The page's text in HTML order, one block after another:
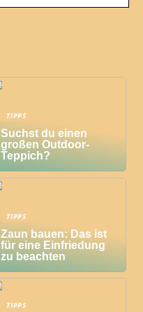
TIPPS
Suchst du einen
großen Outdoor-
Teppich?
TIPPS
Zaun bauen: Das ist
für eine Einfriedung
zu beachten
TIPPS